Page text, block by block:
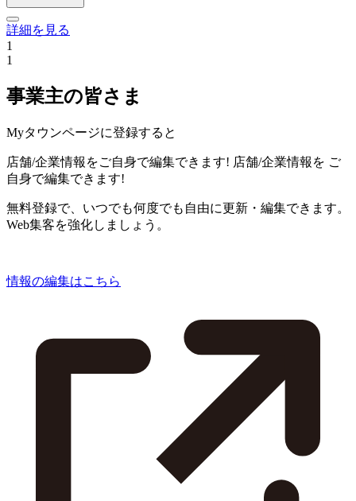
詳細を見る
1
1
事業主の皆さま
Myタウンページに登録すると
店舗/企業情報をご自身で編集できます! 店舗/企業情報を ご
自身で編集できます!
無料登録で、いつでも何度でも自由に更新・編集できます。
Web集客を強化しましょう。
情報の編集はこちら